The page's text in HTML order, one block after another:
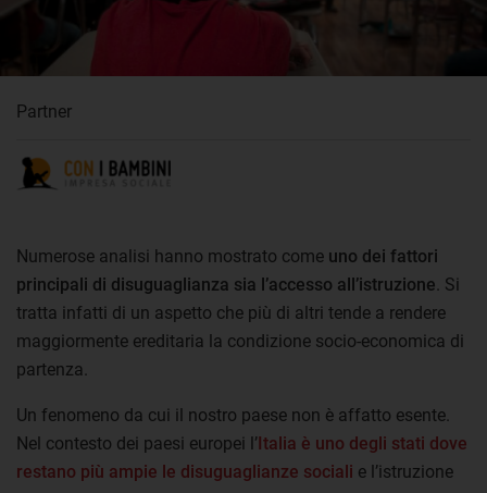
Partner
Numerose analisi hanno mostrato come uno dei fattori
principali di disuguaglianza sia l’accesso all’istruzione. Si
tratta infatti di un aspetto che più di altri tende a rendere
maggiormente ereditaria la condizione socio-economica di
partenza.
Un fenomeno da cui il nostro paese non è affatto esente.
Nel contesto dei paesi europei l’Italia è uno degli stati dove
restano più ampie le disuguaglianze sociali e l’istruzione